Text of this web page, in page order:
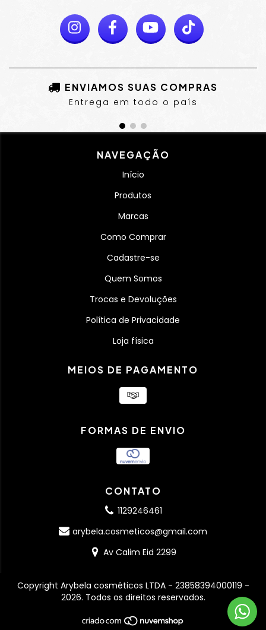
ENVIAMOS SUAS COMPRAS
Entrega em todo o país
NAVEGAÇÃO
Início
Produtos
Marcas
Como Comprar
Cadastre-se
Quem Somos
Trocas e Devoluções
Política de Privacidade
Loja física
MEIOS DE PAGAMENTO
FORMAS DE ENVIO
CONTATO
1129246461
arybela.cosmeticos@gmail.com
Av Calim Eid 2299
Copyright Arybela cosméticos LTDA - 23858394000119 -
2026. Todos os direitos reservados.